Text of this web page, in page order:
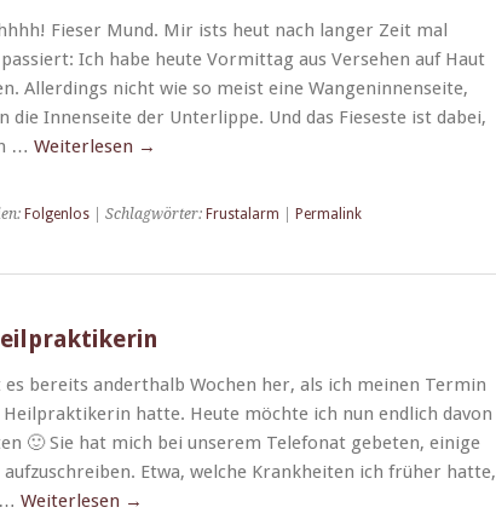
Fieser Mund. Mir ists heut nach langer Zeit mal
Ich habe heute Vor­mit­tag aus Verse­hen auf Haut
Allerd­ings nicht wie so meist eine Wan­genin­nen­seite,
die Innen­seite der Unter­lippe. Und das Fieses­te ist dabei,
… Weit­er­lesen →
Folgenlos| Schlagwörter: Frustalarm Permalink
es bere­its anderthalb Wochen her, als ich meinen Ter­min
Heil­prak­tik­erin hat­te. Heute möchte ich nun endlich davon
🙂 Sie hat mich bei unserem Tele­fonat gebeten, einige
aufzuschreiben. Etwa, welche Krankheit­en ich früher hat­te,
Weit­er­lesen →